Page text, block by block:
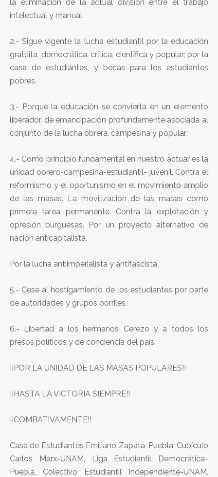
la eliminación de la actual división entre el trabajo
intelectual y manual.
2.- Sigue vigente la lucha estudiantil por la educación
gratuita, democrática, crítica, científica y popular; por la
casa de estudiantes, y becas para los estudiantes
pobres.
3.- Porque la educación se convierta en un elemento
liberador, de emancipación profundamente asociada al
conjunto de la lucha obrera, campesina y popular.
4.- Como principio fundamental en nuestro actuar es la
unidad obrero-campesina-estudiantil- juvenil. Contra el
reformismo y el oportunismo en el movimiento amplio
de las masas. La movilización de las masas como
primera tarea permanente. Contra la explotación y
opresión burguesas. Por un proyecto alternativo de
nación anticapitalista.
Por la lucha antiimperialista y antifascista.
5.- Cese al hostigamiento de los estudiantes por parte
de autoridades y grupos porriles.
6.- Libertad a los hermanos Cerezo y a todos los
presos políticos y de conciencia del país.
¡¡POR LA UNIDAD DE LAS MASAS POPULARES!!
¡¡HASTA LA VICTORIA SIEMPRE!!
¡¡COMBATIVAMENTE!!
Casa de Estudiantes Emiliano Zapata-Puebla, Cubículo
Carlos Marx-UNAM, Liga Estudiantil Democrática-
Puebla, Colectivo Estudiantil Independiente-UNAM,